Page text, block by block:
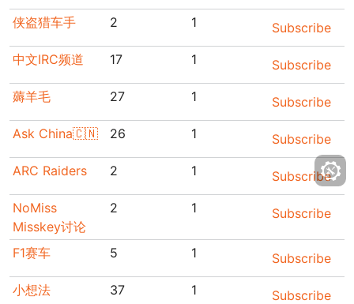
侠盗猎车手
2 1
Subscribe
中文IRC频道
17 1
Subscribe
薅羊毛
27 1
Subscribe
Ask China🇨🇳
26 1
Subscribe
ARC Raiders
2 1
Subscribe
NoMiss
Misskey讨论
2 1 Subscribe
F1赛车 5 1
Subscribe
小想法
37 1
Subscribe